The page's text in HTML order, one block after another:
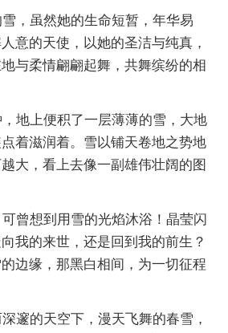
，虽然她的生命短暂，年华易
意的天使，以她的圣洁与纯真，
与柔情翩翩起舞，共舞缤纷的相
地上便积了一层薄薄的雪，大地
着滋润着。雪以铺天卷地之势地
大，看上去像一副雄伟壮阔的图
曾想到用雪的光焰沐浴！晶莹闪
我的来世，还是回到我的前生？
边缘，那黑白相间，为一切征程
邃的天空下，漫天飞舞的春雪，